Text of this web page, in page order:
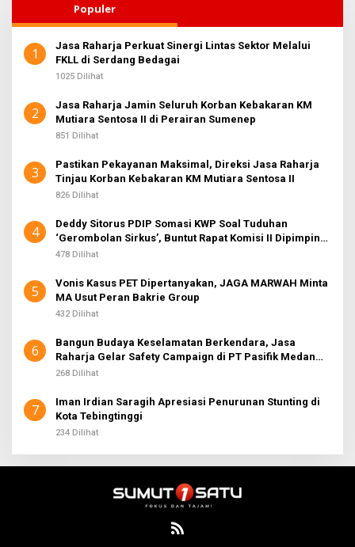
Populer
1
Jasa Raharja Perkuat Sinergi Lintas Sektor Melalui
FKLL di Serdang Bedagai
1025 Dilihat
2
Jasa Raharja Jamin Seluruh Korban Kebakaran KM
Mutiara Sentosa II di Perairan Sumenep
851 Dilihat
3
Pastikan Pekayanan Maksimal, Direksi Jasa Raharja
Tinjau Korban Kebakaran KM Mutiara Sentosa II
826 Dilihat
4
Deddy Sitorus PDIP Somasi KWP Soal Tuduhan
‘Gerombolan Sirkus’, Buntut Rapat Komisi II Dipimpin
Sufmi Dasco Ahmad
478 Dilihat
5
Vonis Kasus PET Dipertanyakan, JAGA MARWAH Minta
MA Usut Peran Bakrie Group
432 Dilihat
6
Bangun Budaya Keselamatan Berkendara, Jasa
Raharja Gelar Safety Campaign di PT Pasifik Medan
Industri
268 Dilihat
7
Iman Irdian Saragih Apresiasi Penurunan Stunting di
Kota Tebingtinggi
234 Dilihat